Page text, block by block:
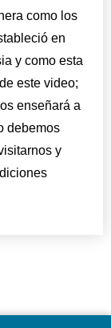
como los
en
y como esta
este video;
enseñará a
debemos
y